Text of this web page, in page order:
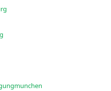
Pasing Reinigungmunchen